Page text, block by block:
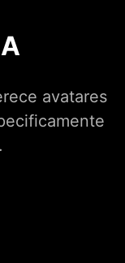
avatares